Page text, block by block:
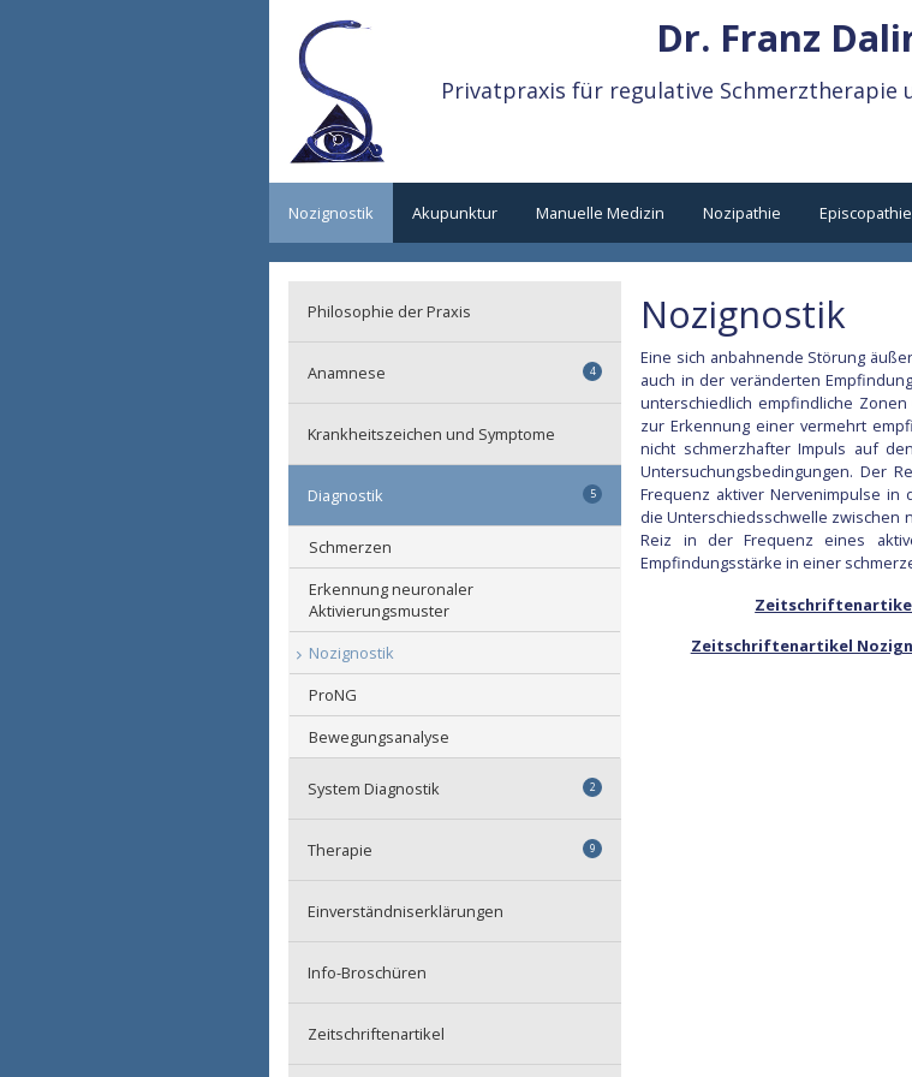
Dr. Franz
Privatpraxis für regulative Schmerztherapie
Nozignostik Akupunktur Manuelle Medizin Nozipathie Episcopathie
Philosophie der Praxis
Anamnese 4
Regulationsmedizinische Anamnese
Biografische Anamnese
Systemische Anamnese
Anamnesebogen
Krankheitszeichen und Symptome
Diagnostik 5
Schmerzen
Erkennung neuronaler
Aktivierungsmuster
Nozignostik
ProNG
Bewegungsanalyse
System Diagnostik 2
Nozipathie
Therapie 9
Akupunktur
Propriozeptive Stimulation
Bewegungstherapie
Einverständniserklärungen
Info-Broschüren
Zeitschriftenartikel
Nozignostik
Eine sich anbahnende Störung
auch in der veränderten
unterschiedlich empfindliche
zur Erkennung einer vermehrt
nicht schmerzhafter Impuls auf
Untersuchungsbedingungen. Der
Frequenz aktiver Nervenimpulse in
die Unterschiedsschwelle zwischen
Reiz in der Frequenz eines
Empfindungsstärke in einer
Zeitschriftenartikel
Zeitschriftenartikel